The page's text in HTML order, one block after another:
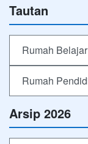
Tautan
Rumah Belajar
Rumah
Arsip 2026